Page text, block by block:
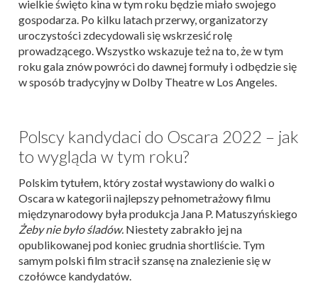
wielkie święto kina w tym roku będzie miało swojego
gospodarza. Po kilku latach przerwy, organizatorzy
uroczystości zdecydowali się wskrzesić rolę
prowadzącego. Wszystko wskazuje też na to, że w tym
roku gala znów powróci do dawnej formuły i odbędzie się
w sposób tradycyjny w Dolby Theatre w Los Angeles.
Polscy kandydaci do Oscara 2022 – jak
to wygląda w tym roku?
Polskim tytułem, który został wystawiony do walki o
Oscara w kategorii najlepszy pełnometrażowy filmu
międzynarodowy była produkcja Jana P. Matuszyńskiego
Żeby nie było śladów. Niestety zabrakło jej na
opublikowanej pod koniec grudnia shortliście. Tym
samym polski film stracił szansę na znalezienie się w
czołówce kandydatów.